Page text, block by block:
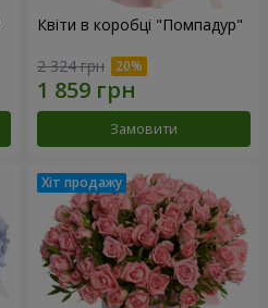
Квіти в коробці "Помпадур"
2 324 грн
Замовити